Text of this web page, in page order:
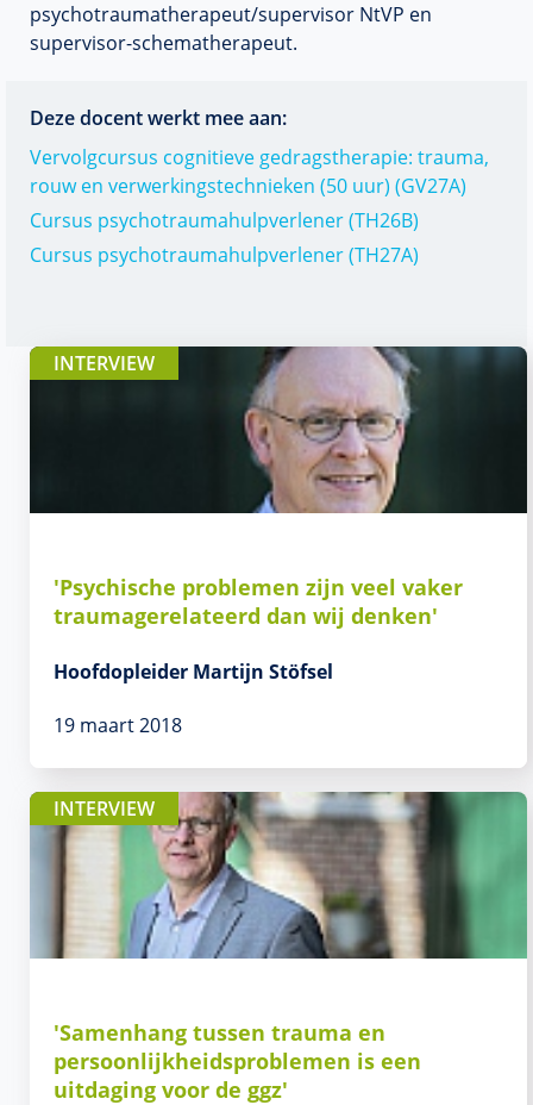
psychotraumatherapeut/supervisor NtVP en
supervisor-schematherapeut.
Deze docent werkt mee aan:
Vervolgcursus cognitieve gedragstherapie: trauma,
rouw en verwerkingstechnieken (50 uur) (GV27A)
Cursus psychotraumahulpverlener (TH26B)
Cursus psychotraumahulpverlener (TH27A)
INTERVIEW
'Psychische problemen zijn veel vaker
traumagerelateerd dan wij denken'
Hoofdopleider Martijn Stöfsel
19 maart 2018
INTERVIEW
'Samenhang tussen trauma en
persoonlijkheidsproblemen is een
uitdaging voor de ggz'